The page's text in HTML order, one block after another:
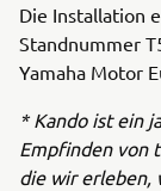
Die Installation
Standnummer
Yamaha Motor
* Kando ist ein
Empfinden von
die wir erleben,